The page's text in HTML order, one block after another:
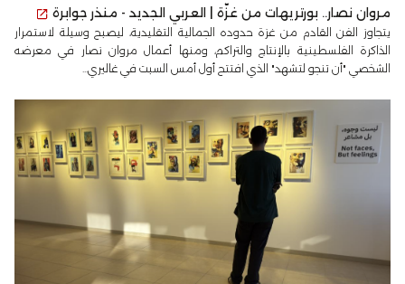
مروان نصار.. بورتريهات من غزّة | العربي الجديد - منذر جوابرة
يتجاوز الفن القادم من غزة حدوده الجمالية التقليدية، ليصبح وسيلة لاستمرار
الذاكرة الفلسطينية بالإنتاج والتراكم، ومنها أعمال مروان نصار في معرضه
الشخصي "أن تنجو لتشهد" الذي افتتح أول أمس السبت في غاليري...